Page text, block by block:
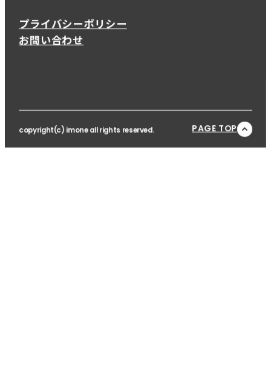
プライバシーポリシー
お問い合わせ
copyright(c) imone all rights reserved. PAGE TOP